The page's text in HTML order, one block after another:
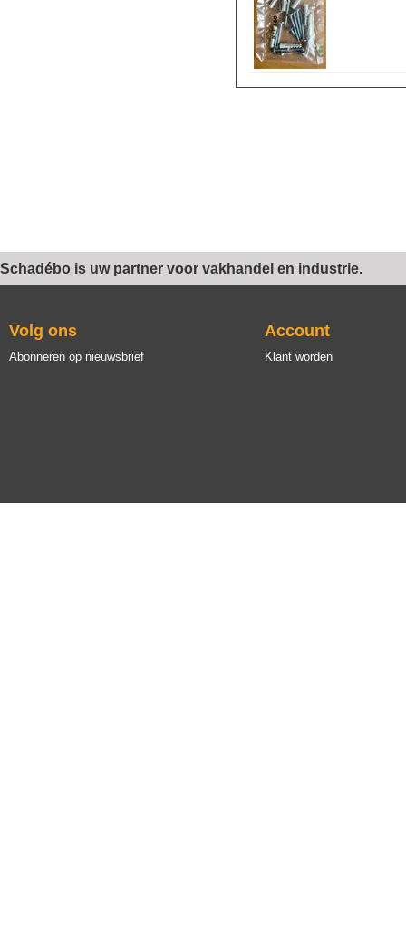
Schadébo is uw partner voor vakhandel en industrie.
Volg ons
Abonneren op nieuwsbrief
Account
Klant worden